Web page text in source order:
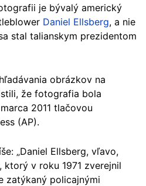
je bývalý americký
Daniel Ellsberg, a nie
stal talianskym prezidentom
obrázkov na
že fotografia bola
2011 tlačovou
(AP).
„Daniel Ellsberg, vľavo,
v roku 1971 zverejnil
zatýkaný policajnými